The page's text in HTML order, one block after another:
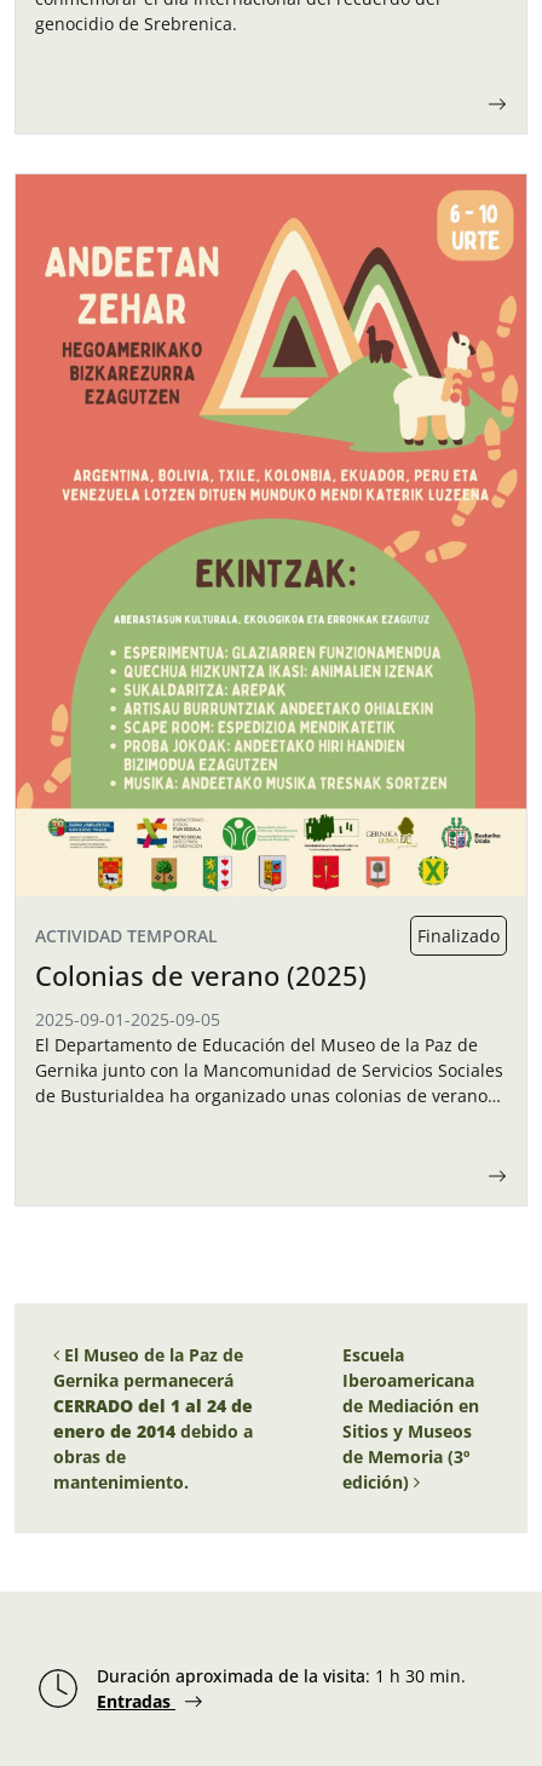
genocidio de Srebrenica.
ACTIVIDAD TEMPORAL Finalizado
Colonias de verano (2025)
2025-09-01-2025-09-05
El Departamento de Educación del Museo de la Paz de
Gernika junto con la Mancomunidad de Servicios Sociales
de Busturialdea ha organizado unas colonias de verano
Navegación de entradas
El Museo de la Paz de
Gernika permanecerá
CERRADO del 1 al 24 de
enero de 2014 debido a
obras de
mantenimiento.
Escuela
Iberoamericana
de Mediación en
Sitios y Museos
de Memoria (3º
edición)
Duración aproximada de la visita: 1 h 30 min.
Entradas